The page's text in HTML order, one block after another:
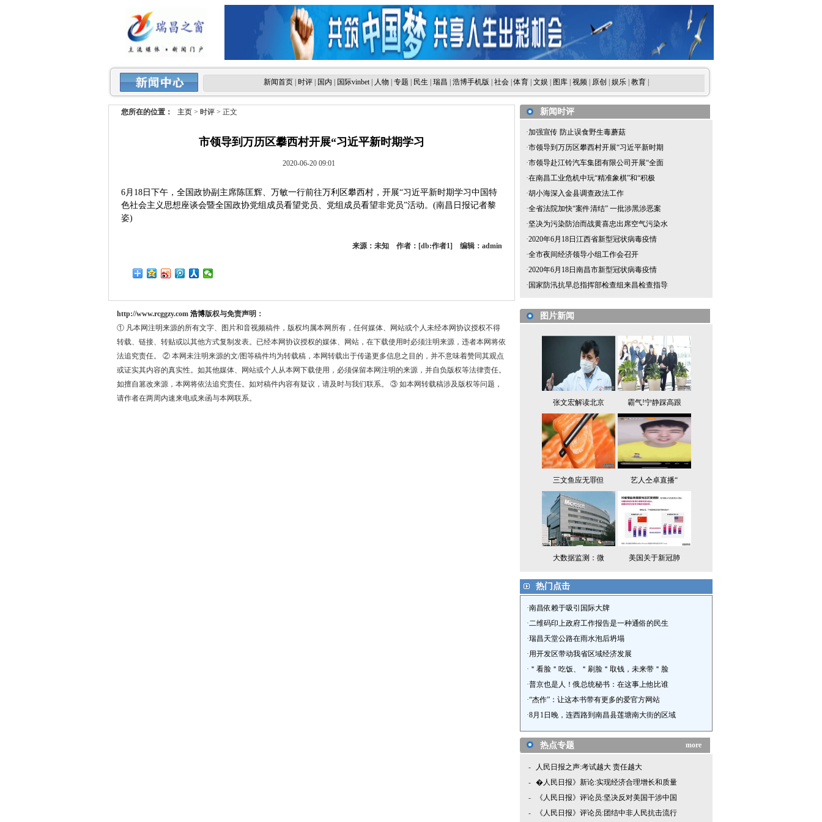
新闻首页| 时评| 国内 国际vinbet| 人物 专题 民生 瑞昌 浩博手机版 社会|体育| 文娱 图库| 视频| 原创 娱乐| 教育|
您所在的位置： 主页 > 时评 > 正文
市领导到万历区攀西村开展“习近平新时期学习
2020-06-20 09:01
6月18日下午，全国政协副主席陈匡辉、万敏一行前往万利区攀西村，开展“习近平新时期学习中国特
色社会主义思想座谈会暨全国政协党组成员看望党员、党组成员看望非党员”活动。(南昌日报记者黎
姿)
来源：未知 作者：[db:作者1] 编辑：admin
http://www.rcggzy.com 浩博版权与免责声明：
① 凡本网注明来源的所有文字、图片和音视频稿件，版权均属本网所有，任何媒体、网站或个人未经本网协议授权不得
转载、链接、转贴或以其他方式复制发表。已经本网协议授权的媒体、网站，在下载使用时必须注明来源，违者本网将依
法追究责任。 ② 本网未注明来源的文/图等稿件均为转载稿，本网转载出于传递更多信息之目的，并不意味着赞同其观点
或证实其内容的真实性。如其他媒体、网站或个人从本网下载使用，必须保留本网注明的来源，并自负版权等法律责任。
如擅自篡改来源，本网将依法追究责任。如对稿件内容有疑议，请及时与我们联系。 ③ 如本网转载稿涉及版权等问题，
请作者在两周内速来电或来函与本网联系。
新闻时评
·加强宣传 防止误食野生毒蘑菇
·市领导到万历区攀西村开展“习近平新时期
·市领导赴江铃汽车集团有限公司开展“全面
·在南昌工业危机中玩“精准象棋”和“积极
·胡小海深入金县调查政法工作
·全省法院加快“案件清结” 一批涉黑涉恶案
·坚决为污染防治而战黄喜忠出席空气污染水
·2020年6月18日江西省新型冠状病毒疫情
·全市夜间经济领导小组工作会召开
·2020年6月18日南昌市新型冠状病毒疫情
· 国家防汛抗旱总指挥部检查组来昌检查指导
图片新闻
张文宏解读北京 霸气!宁静踩高跟
三文鱼应无罪但 艺人仝卓直播“
大数据监测：微 美国关于新冠肺
热门点击
·南昌依赖于吸引国际大牌
·二维码印上政府工作报告是一种通俗的民生
·瑞昌天堂公路在雨水泡后坍塌
·用开发区带动我省区域经济发展
· ＂看脸＂吃饭、＂刷脸＂取钱，未来带＂脸
·普京也是人！俄总统秘书：在这事上他比谁
·“杰作”：让这本书带有更多的爱官方网站
·8月1日晚，连西路到南昌县莲塘南大街的区域
热点专题 more
-
人民日报之声:考试越大 责任越大
- �人民日报》新论:实现经济合理增长和质量
-
《人民日报》评论员:坚决反对美国干涉中国
-
《人民日报》评论员:团结中非人民抗击流行